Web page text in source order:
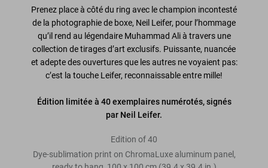
Prenez place à côté du ring avec le champion incontesté
de la photographie de boxe, Neil Leifer, pour l’hommage
qu’il rend au légendaire Muhammad Ali à travers une
collection de tirages d’art exclusifs. Puissante, nuancée
et adepte des ouvertures que les autres ne voyaient pas:
c’est la touche Leifer, reconnaissable entre mille!
Édition limitée à 40 exemplaires numérotés, signés
par Neil Leifer.
Edition of 40
Dye-sublimation print on ChromaLuxe aluminum panel,